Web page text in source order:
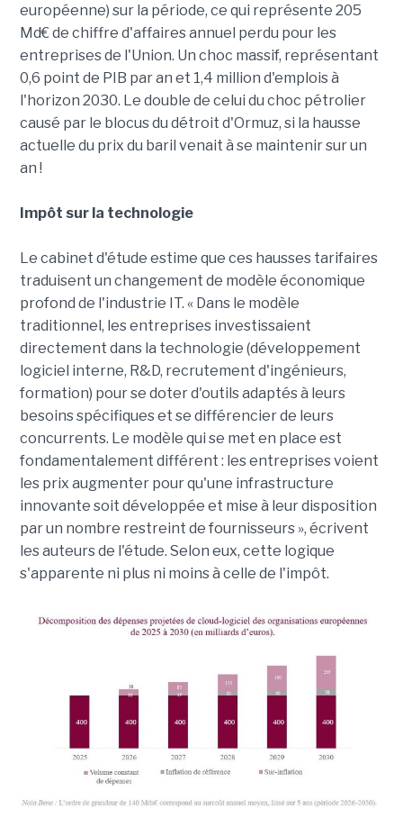
européenne) sur la période, ce qui représente 205
Md€ de chiffre d'affaires annuel perdu pour les
entreprises de l'Union. Un choc massif, représentant
0,6 point de PIB par an et 1,4 million d'emplois à
l'horizon 2030. Le double de celui du choc pétrolier
causé par le blocus du détroit d'Ormuz, si la hausse
actuelle du prix du baril venait à se maintenir sur un
an !
Impôt sur la technologie
Le cabinet d'étude estime que ces hausses tarifaires
traduisent un changement de modèle économique
profond de l'industrie IT. « Dans le modèle
traditionnel, les entreprises investissaient
directement dans la technologie (développement
logiciel interne, R&D, recrutement d'ingénieurs,
formation) pour se doter d'outils adaptés à leurs
besoins spécifiques et se différencier de leurs
concurrents. Le modèle qui se met en place est
fondamentalement différent : les entreprises voient
les prix augmenter pour qu'une infrastructure
innovante soit développée et mise à leur disposition
par un nombre restreint de fournisseurs », écrivent
les auteurs de l'étude. Selon eux, cette logique
s'apparente ni plus ni moins à celle de l'impôt.